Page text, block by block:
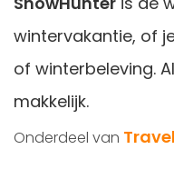
wintervakantie, of
of winterbeleving.
makkelijk.
Onderdeel van Travel